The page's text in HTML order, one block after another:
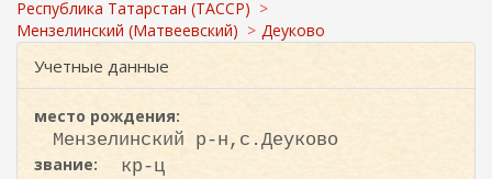
к
Республика Татарстан (ТАССР)
Мензелинский (Матвеевский)
Деуково
Учетные данные
место рождения:
Мензелинский р-н,с.Деуково
звание:
кр-ц